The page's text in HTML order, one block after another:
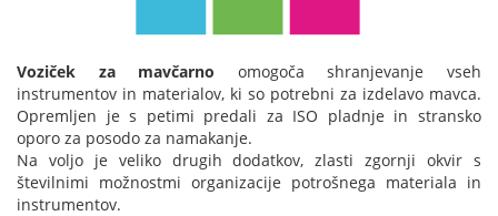
Voziček za mavčarno omogoča shranjevanje vseh
instrumentov in materialov, ki so potrebni za izdelavo mavca.
Opremljen je s petimi predali za ISO pladnje in stransko
oporo za posodo za namakanje.
Na voljo je veliko drugih dodatkov, zlasti zgornji okvir s
številnimi možnostmi organizacije potrošnega materiala in
instrumentov.